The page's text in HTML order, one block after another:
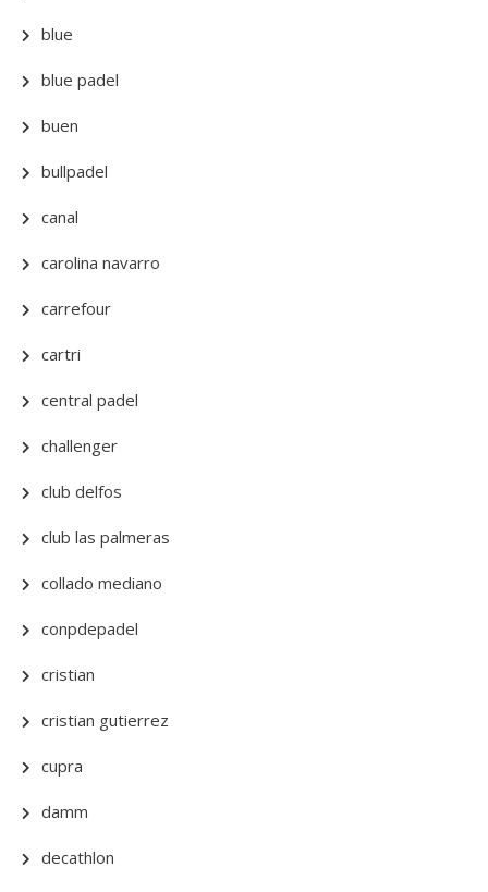
blue
blue padel
buen
bullpadel
canal
carolina navarro
carrefour
cartri
central padel
challenger
club delfos
club las palmeras
collado mediano
conpdepadel
cristian
cristian gutierrez
cupra
damm
decathlon